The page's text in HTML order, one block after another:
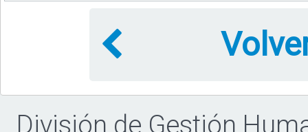
División de Gestión